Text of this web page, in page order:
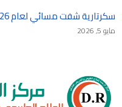
سكرتارية شفت مسائي لعام 2026 – 2027
مايو 5, 2026